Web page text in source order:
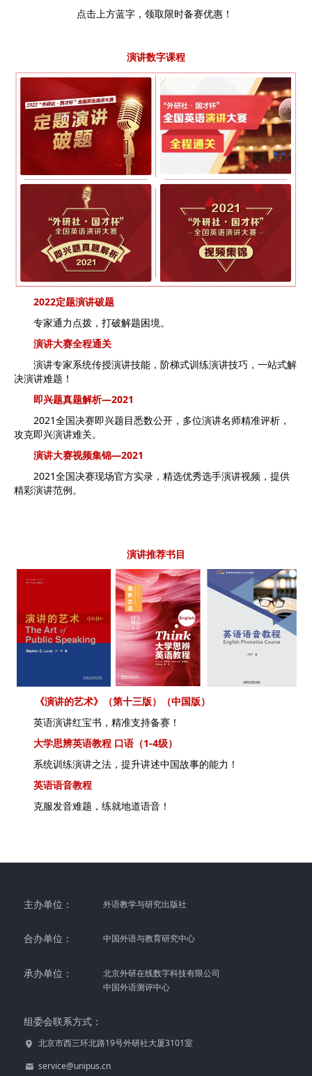
点击上方蓝字，领取限时备赛优惠！
演讲数字课程
2022定题演讲破题
专家通力点拨，打破解题困境。
演讲大赛全程通关
演讲专家系统传授演讲技能，阶梯式训练演讲技巧，一站式解
决演讲难题！
即兴题真题解析—2021
2021全国决赛即兴题目悉数公开，多位演讲名师精准评析，
攻克即兴演讲难关。
演讲大赛视频集锦—2021
2021全国决赛现场官方实录，精选优秀选手演讲视频，提供
精彩演讲范例。
演讲推荐书目
《演讲的艺术》（第十三版）（中国版）
英语演讲红宝书，精准支持备赛！
大学思辨英语教程 口语（1-4级）
系统训练演讲之法，提升讲述中国故事的能力！
英语语音教程
克服发音难题，练就地道语音！
主办单位： 外语教学与研究出版社
合办单位： 中国外语与教育研究中心
承办单位：
北京外研在线数字科技有限公司
中国外语测评中心
组委会联系方式：
北京市西三环北路19号外研社大厦3101室
service@unipus.cn